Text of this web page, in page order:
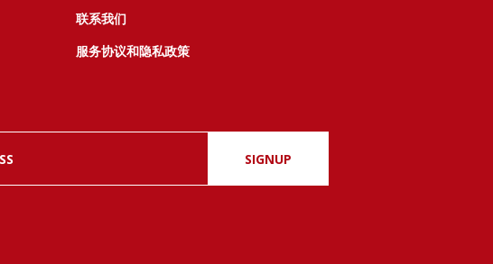
联系我们
服务协议和隐私政策
SIGNUP